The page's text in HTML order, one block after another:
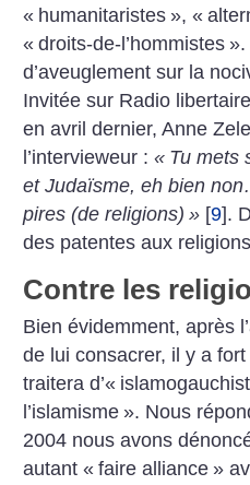
« humanitaristes », «
« droits-de-l’hommistes
d’aveuglement sur la
Invitée sur Radio libertaire
en avril dernier, Anne
l’intervieweur :« Tu mets
et Judaïsme, eh bien
pires (de religions) » [9].
des patentes aux
Contre les
Bien évidemment, après
de lui consacrer, il y a
traitera d’«
l’islamisme ». Nous
2004 nous avons
autant « faire alliance »